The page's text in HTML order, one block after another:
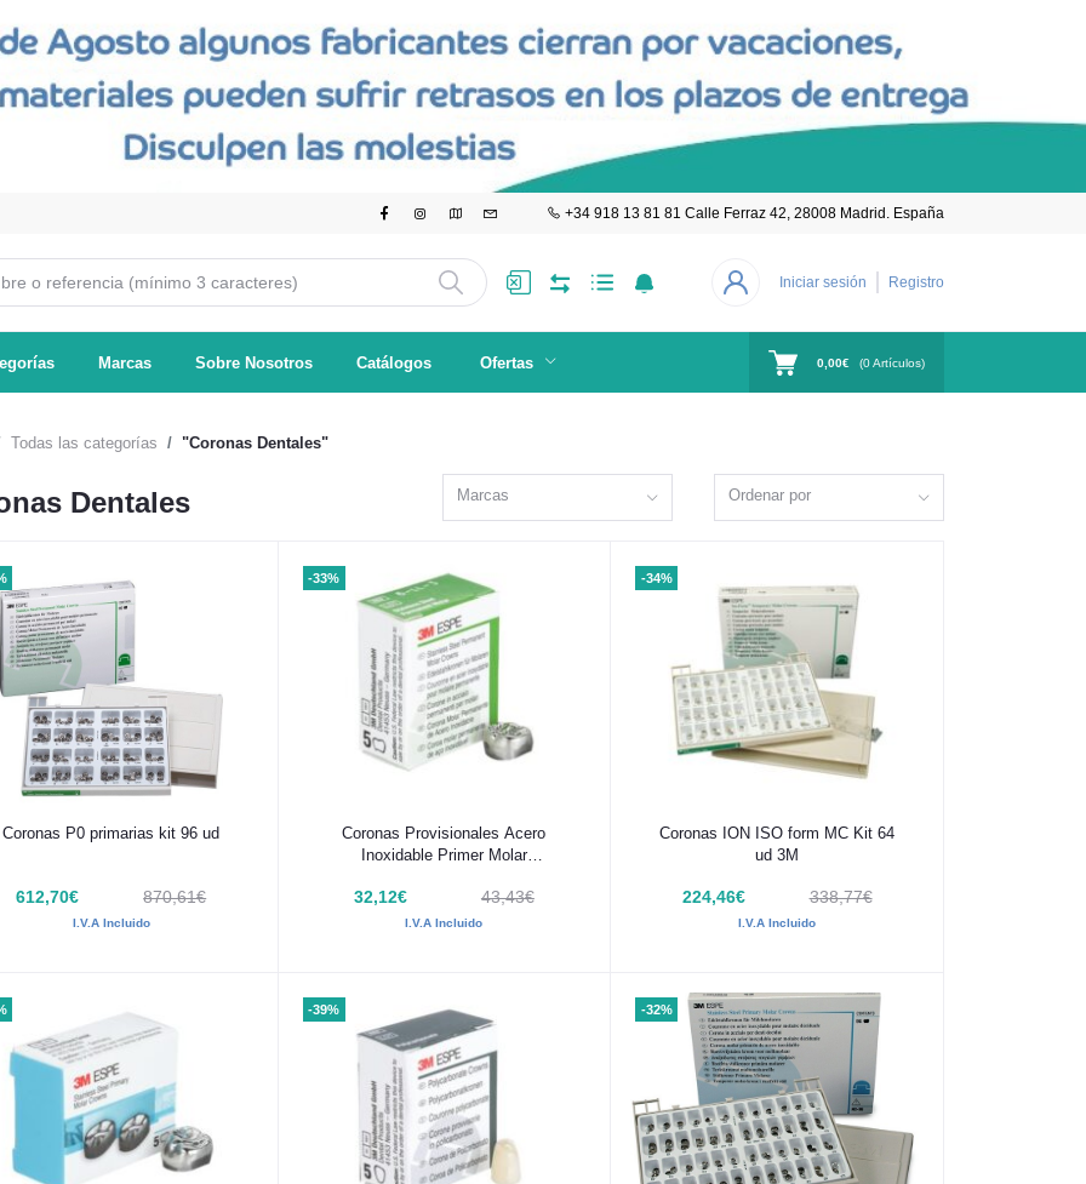
+34 918 13 81 81 Calle Ferraz 42, 28008 Madrid. España
Iniciar sesión Registro
Marcas Sobre Nosotros Catálogos Ofertas 0,00€ (0Artículos)
Todas las categorías "Coronas Dentales"
Dentales Marcas Ordenar por
Añadir al carrito
Coronas P0 primarias kit 96 ud
612,70€ 870,61€
I.V.A Incluido
-33%
Añadir al carrito
Coronas Provisionales Acero
Inoxidable Primer Molar
32,12€ 43,43€
I.V.A Incluido
-34%
Añadir al carrito
Coronas ION ISO form MC Kit 64
ud 3M
224,46€ 338,77€
I.V.A Incluido
-39% -32%